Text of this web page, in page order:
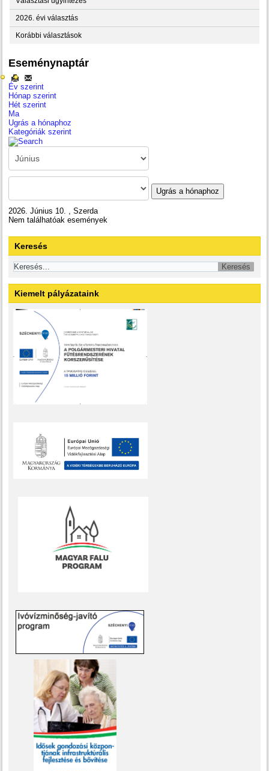
2026. évi választás
Korábbi választások
Eseménynaptár
Év szerint
Hónap szerint
Hét szerint
Ma
Ugrás a hónaphoz
Kategóriák szerint
Ugrás a hónaphoz
2026. Június 10. , Szerda
Nem találhatóak események
Keresés
Kiemelt pályázataink